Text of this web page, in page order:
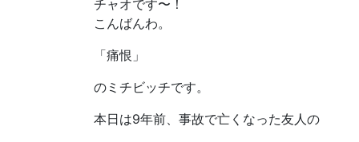
チャオです〜！
こんばんわ。
「痛恨」
のミチビッチです。
本日は9年前、事故で亡くなった友人の